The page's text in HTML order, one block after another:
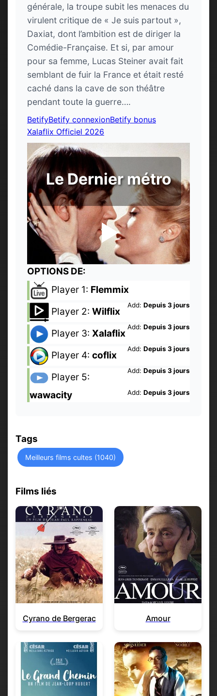
générale, la troupe subit les menaces du
virulent critique de « Je suis partout »,
Daxiat, dont l’ambition est de diriger la
Comédie-Française. Et si, par amour
pour sa femme, Lucas Steiner avait fait
semblant de fuir la France et était resté
caché dans la cave de son théâtre
pendant toute la guerre….
BetifyBetify connexionBetify bonus
Xalaflix Officiel 2026
Le Dernier métro
OPTIONS DE:
Player 1: Flemmix
Add: Depuis 3 jours
Player 2: Wilflix
Add: Depuis 3 jours
Player 3: Xalaflix
Add: Depuis 3 jours
Player 4: coflix
Add: Depuis 3 jours
Player 5:
wawacity
Add: Depuis 3 jours
Tags
Meilleurs films cultes (1040)
Films liés
Cyrano de Bergerac Amour